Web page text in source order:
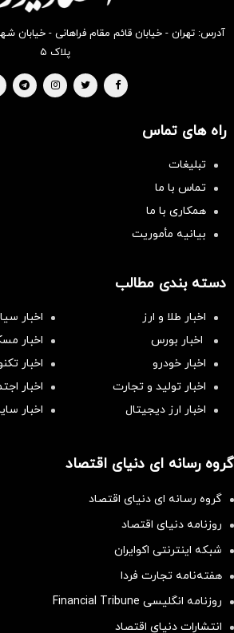
آدرس: تهران - خیابان قائم مقام فراهانی -
پلاک ۵
راه های تماس
تبلیغات
تماس با ما
همکاری با ما
بیانیه مأموریت
دسته بندی مطالب
اخبار طلا و ارز
اخبار
اخبار بورس
اخبار
اخبار خودرو
اخبار
اخبار تولید و تجارت
اخبار
اخبار ارز دیجیتال
اخبار
گروه رسانه ای دنیای اقتصاد
گروه رسانه ای دنیای اقتصاد
روزنامه دنیای اقتصاد
شبکه اینترنتی اکوایران
هفته‌نامه تجارت فردا
روزنامه انگلیسی Financial Tribune
انتشارات دنیای اقتصاد